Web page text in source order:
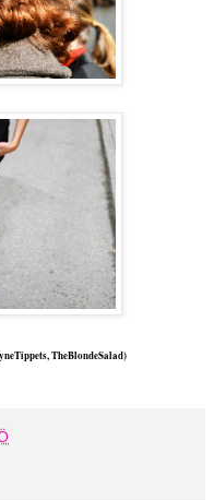
TheBlondeSalad)